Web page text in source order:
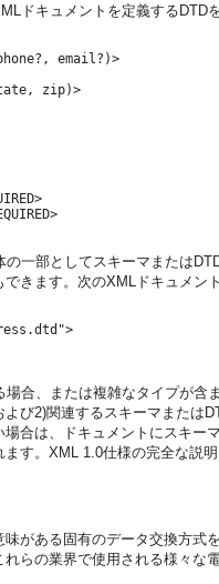
ドキュメントを定義するDTD
email?)>
zip)>
一部としてスキーマまたは
きます。次のXMLドキュメン
合、または複雑なタイプが
び2)関連するスキーマまたは
合は、ドキュメントにスキー
す。XML 1.0仕様の完全な説
がある固有のデータ交換方
らの業界で使用される様々